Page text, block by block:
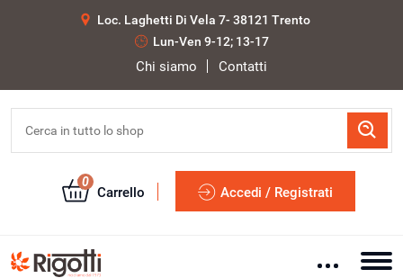
Loc. Laghetti Di Vela 7- 38121 Trento
Lun-Ven 9-12; 13-17
Chi siamo Contatti
0
Carrello Accedi / Registrati